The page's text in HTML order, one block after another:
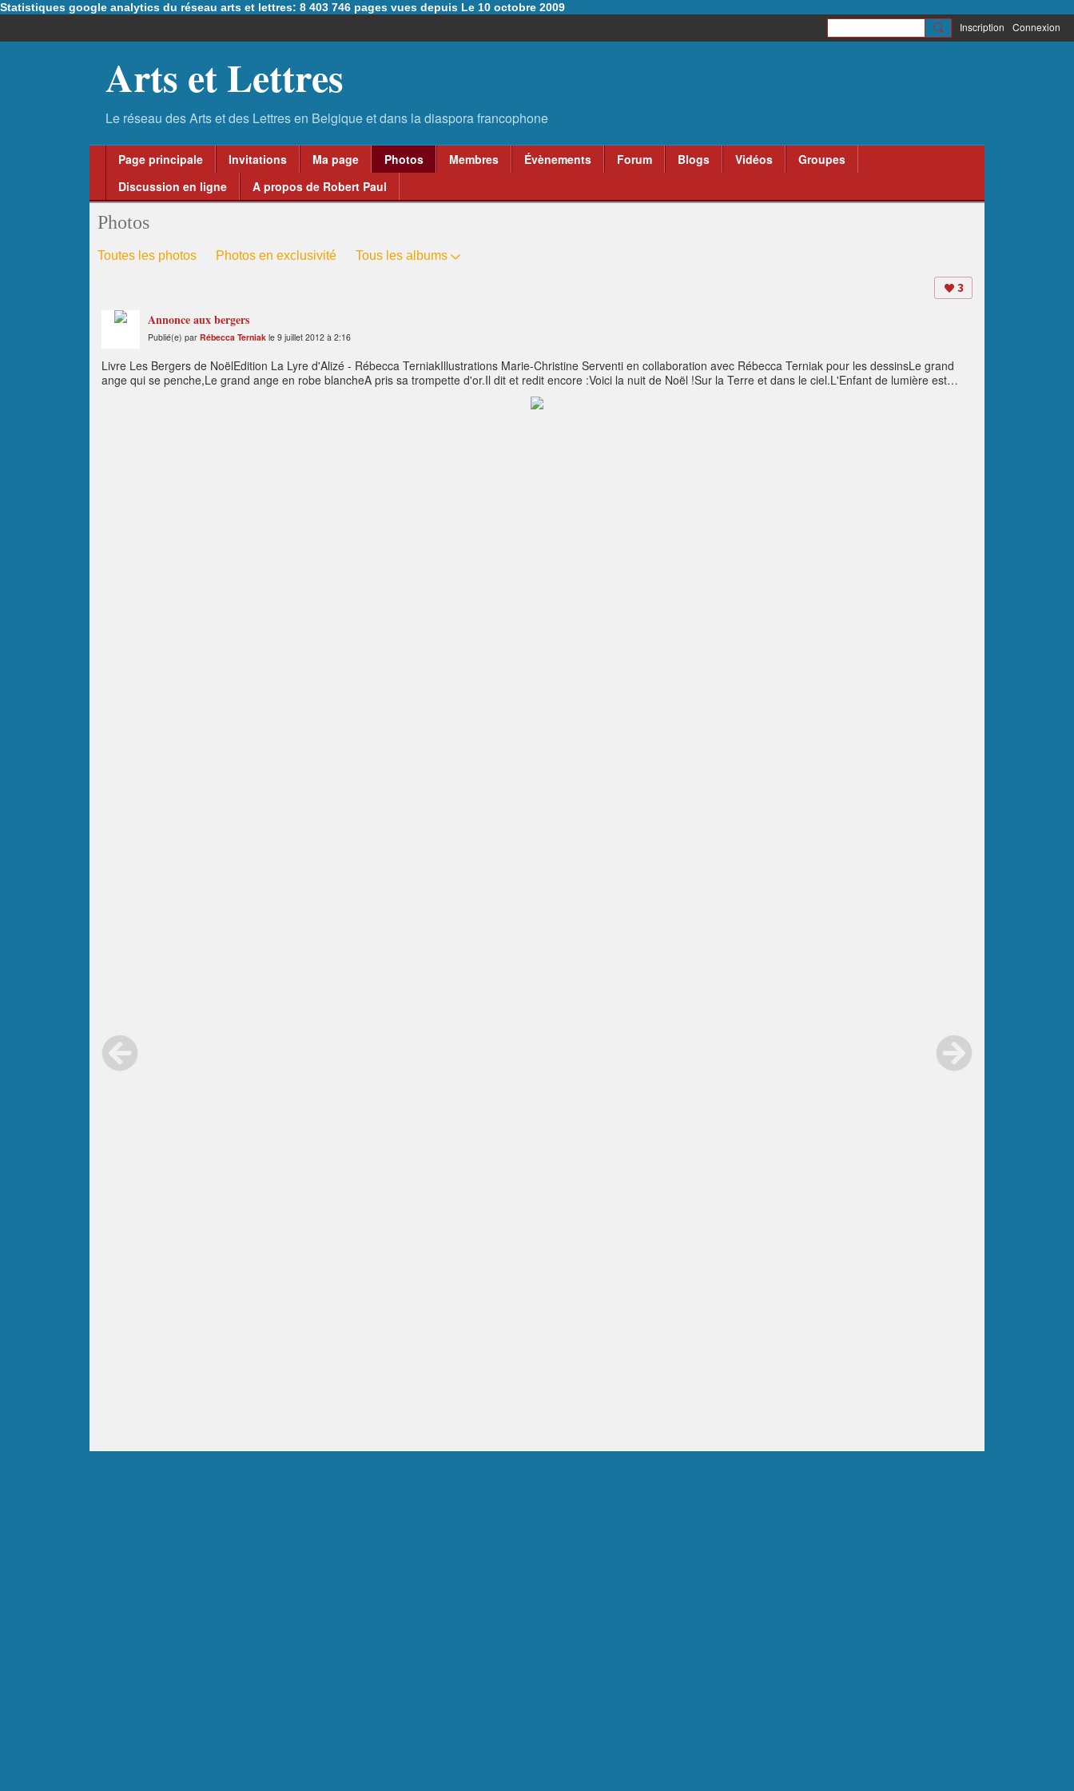
Statistiques google analytics du réseau arts et lettres: 8 403 746 pages vues depuis Le 10 octobre 2009
Inscription Connexion
Arts et Lettres
Page principale Invitations Ma page Photos Membres Évènements Forum Blogs Vidéos
Groupes
Discussion en ligne
A propos de Robert Paul
Photos
Toutes les photos Photos en exclusivité Tous les albums
3
Annonce aux bergers
Publié(e) par Rébecca Terniak le 9 juillet 2012 à 2:16
Livre Les Bergers de NoëlEdition La Lyre d'Alizé - Rébecca TerniakIllustrations Marie-Christine Serventi en collaboration avec Rébecca Terniak pour les dessinsLe grand
ange qui se penche,Le grand ange en robe blancheA pris sa trompette d'or.Il dit et redit encore :Voici la nuit de Noël !Sur la Terre et dans le ciel.L'Enfant de lumière est
né.Chantez ! Chantez !Alléluia ! Noël est là !Textes de l'éditriceTous droits réservésISBN 978-2-9700790-1-9Copyright 00048744-3Novoprint - Barcelone Juillet 2012